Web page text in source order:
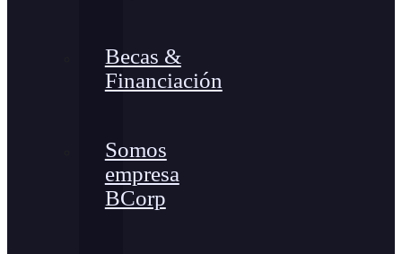
Becas &
Financiación
Somos
empresa
BCorp